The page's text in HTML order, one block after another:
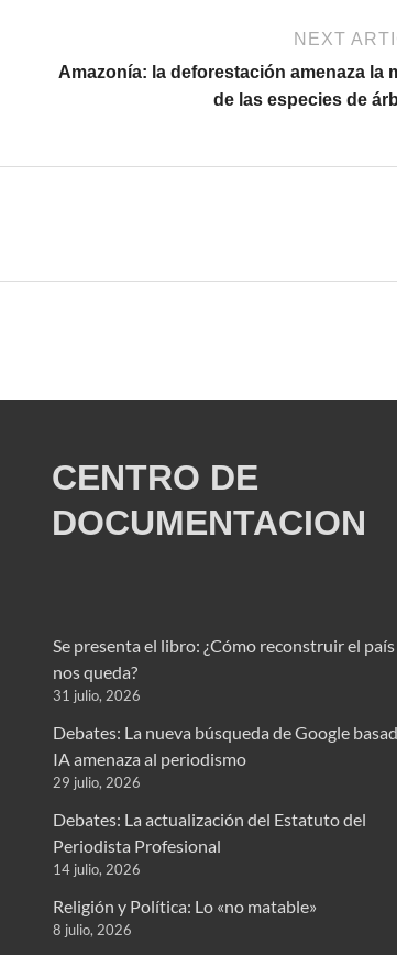
NEXT
Amazonía: la deforestación amenaza la
de las especies de
CENTRO DE
DOCUMENTACION
Se presenta el libro: ¿Cómo reconstruir el
nos queda?
31 julio, 2026
Debates: La nueva búsqueda de Google
IA amenaza al periodismo
29 julio, 2026
Debates: La actualización del Estatuto del
Periodista Profesional
14 julio, 2026
Religión y Política: Lo «no matable»
8 julio, 2026